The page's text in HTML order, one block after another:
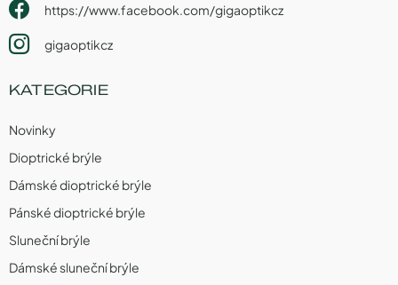
https://www.facebook.com/gigaoptikcz
gigaoptikcz
KATEGORIE
Novinky
Dioptrické brýle
Dámské dioptrické brýle
Pánské dioptrické brýle
Sluneční brýle
Dámské sluneční brýle